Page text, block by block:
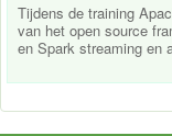
Tijdens de training
van het open source
en Spark streaming en